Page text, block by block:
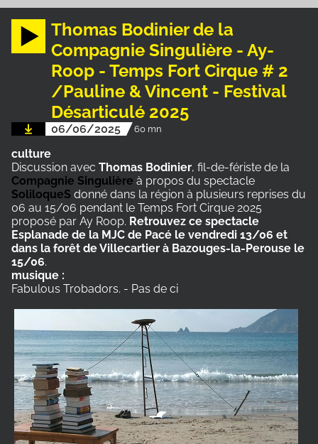
Thomas Bodinier de la
Compagnie Singulière - Ay-
Roop - Temps Fort Cirque # 2
/Pauline & Vincent - Festival
Désarticulé 2025
06/06/2025 60 mn
culture
Discussion avec Thomas Bodinier, fil-de-fériste de la
Compagnie Singulière à propos du spectacle
SoliloqueS donné dans la région à plusieurs reprises du
06 au 15/06 pendant le Temps Fort Cirque 2025
proposé par Ay Roop. Retrouvez ce spectacle
Esplanade de la MJC de Pacé le vendredi 13/06 et
dans la forêt de Villecartier à Bazouges-la-Perouse le
15/06.
musique :
Fabulous Trobadors. - Pas de ci